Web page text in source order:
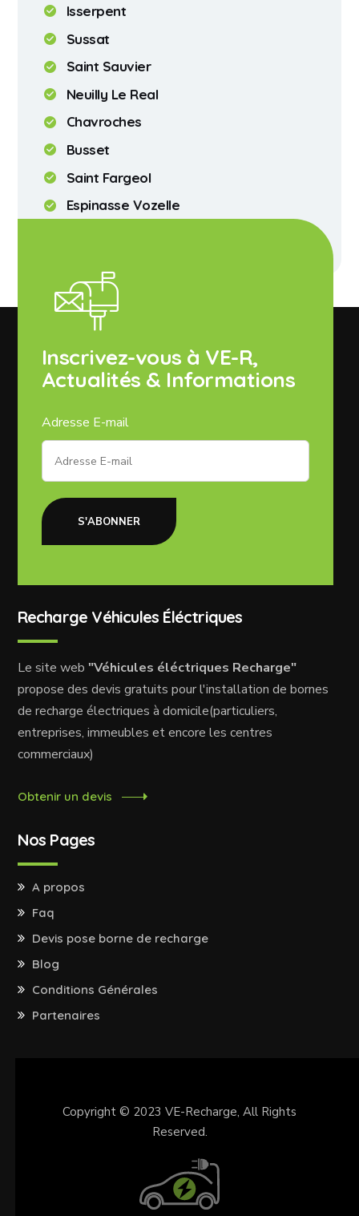
Isserpent
Sussat
Saint Sauvier
Neuilly Le Real
Chavroches
Busset
Saint Fargeol
Espinasse Vozelle
Inscrivez-vous à VE-R,
Actualités & Informations
Adresse E-mail
S'ABONNER
Recharge Véhicules Éléctriques
Le site web "Véhicules éléctriques Recharge"
propose des devis gratuits pour l'installation de bornes
de recharge électriques à domicile(particuliers,
entreprises, immeubles et encore les centres
commerciaux)
Obtenir un devis
Nos Pages
A propos
Faq
Devis pose borne de recharge
Blog
Conditions Générales
Partenaires
Copyright © 2023 VE-Recharge, All Rights
Reserved.